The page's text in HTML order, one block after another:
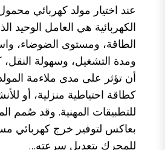
عند اختيار مولد كهربائي
الكهربائية هي العامل الوحيد
الطاقة، ومستوى الضوضاء،
ومدة التشغيل، وسهولة
أن تؤثر على مدى ملاءمة
كطاقة احتياطية منزلية، أو
للتطبيقات المهنية. وقد صُمم
بعاكس لتوفير خرج كهربائي
للمحرك بتعديل سرعته…